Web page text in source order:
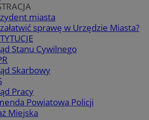
miasta
sprawę w Urzędzie Miasta?
Stanu Cywilnego
Skarbowy
Pracy
Powiatowa Policji
Miejska